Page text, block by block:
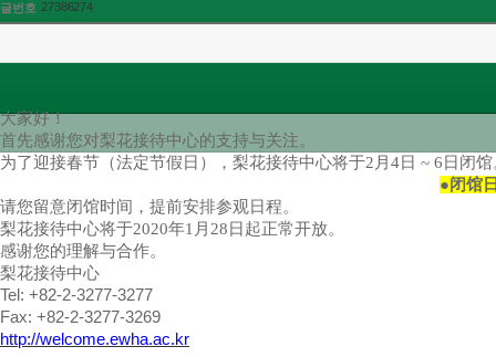
글번호 27386274
大家好！
首先感谢您对梨花接待中心的支持与关注。
为了迎接春节（法定节假日），梨花接待中心将于2 月4日 ~ 6 日 闭馆
●闭馆
请您留意闭馆时间，提前安排参观日程。
梨花接待中心将于2020年1 月28 日起正常开放。
感谢您的理解与合作。
梨花接待中心
Tel: +82-2-3277-3277
Fax: +82-2-3277-3269
http://welcome.ewha.ac.kr